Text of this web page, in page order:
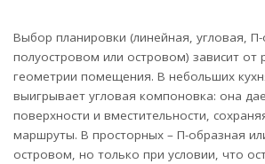
Выбор планировки (линейная, угловая,
полуостровом или островом) зависит от
геометрии помещения. В небольших
выигрывает угловая компоновка: она
поверхности и вместительности,
маршруты. В просторных – П-образная
островом, но только при условии, что